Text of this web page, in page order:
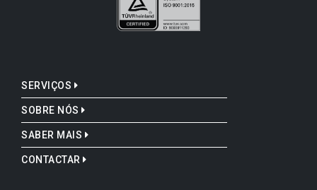
SERVIÇOS
SOBRE NÓS
SABER MAIS
CONTACTAR